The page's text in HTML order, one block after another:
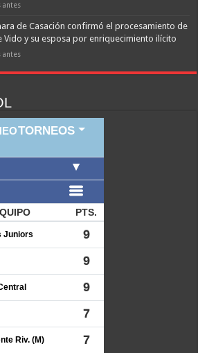
antes
de Casación confirmó el procesamiento de
Vido y su esposa por enriquecimiento ilícito
antes